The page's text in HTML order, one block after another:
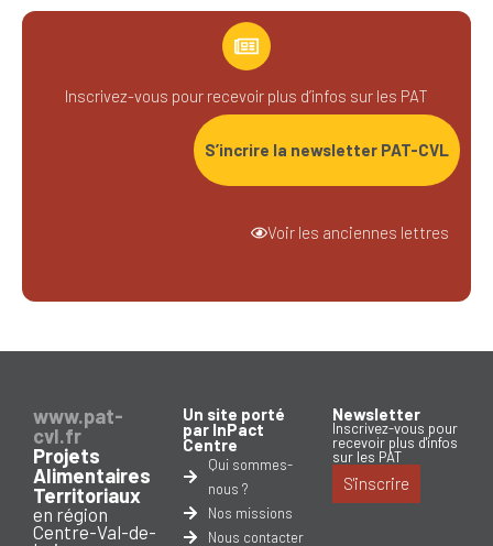
Inscrivez-vous pour recevoir plus d’infos sur les PAT
S’incrire la newsletter PAT-CVL
Voir les anciennes lettres
www.pat-
cvl.fr
Projets
Alimentaires
Territoriaux
en région
Centre-Val-de-
Un site porté
par InPact
Centre
Qui sommes-
nous ?
Nos missions
Nous contacter
Newsletter
Inscrivez-vous pour
recevoir plus d'infos
sur les PAT
S'inscrire